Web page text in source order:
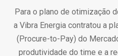
Para o plano de otimização
a Vibra Energia contratou a
(Procure-to-Pay) do
produtividade do time e a